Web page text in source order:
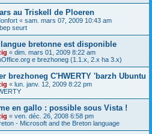
au Triskell de Ploeren
« sam. mars 07, 2009 10:43 am
seurt
bretonne est disponible
« dim. mars 01, 2009 8:22 am
e brezhoneg (1.1.x, 2.x ha 3.x)
brezhoneg C'HWERTY 'barzh Ubuntu
« lun. janv. 12, 2009 8:22 pm
en gallo : possible sous Vista !
« ven. déc. 26, 2008 6:58 pm
- Microsoft and the Breton language